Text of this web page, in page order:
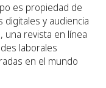
es propiedad de
digitales y audiencia
una revista en línea
laborales
en el mundo